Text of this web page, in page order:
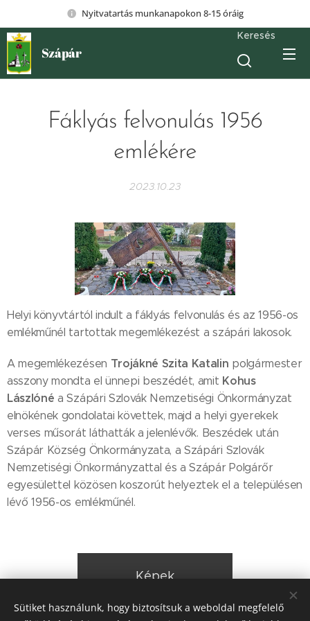
Nyitvatartás munkanapokon 8-15 óráig
Szápár
Keresés
Fáklyás felvonulás 1956
emlékére
2023.10.23
Helyi könyvtártól indult a fáklyás felvonulás és az 1956-os
emlékműnél tartottak megemlékezést a szápári lakosok.
A megemlékezésen Trojákné Szita Katalin polgármester
asszony mondta el ünnepi beszédét, amit Kohus
Lászlóné a Szápári Szlovák Nemzetiségi Önkormányzat
elnökének gondolatai követtek, majd a helyi gyerekek
verses műsorát láthatták a jelenlévők. Beszédek után
Szápár Község Önkormányzata, a Szápári Szlovák
Nemzetiségi Önkormányzattal és a Szápár Polgárőr
egyesülettel közösen koszorút helyeztek el a településen
lévő 1956-os emlékműnél.
Képek
Sütiket használunk, hogy biztosítsuk a weboldal megfelelő